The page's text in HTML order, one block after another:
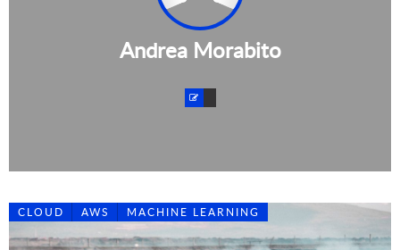
Andrea Morabito
CLOUD AWS MACHINE LEARNING